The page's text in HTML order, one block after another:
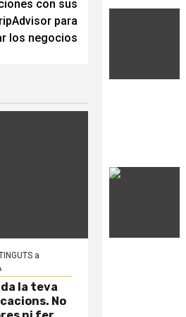
con sus
para
los negocios
a
la teva
No